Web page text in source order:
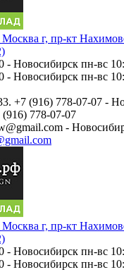
г, пр-кт
пн-вс
пн-вс
778-07-07
г, пр-кт
пн-вс
пн-вс